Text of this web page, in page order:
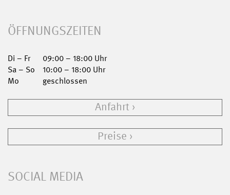
ÖFFNUNGSZEITEN
Di – Fr
09:00 – 18:00 Uhr
Sa – So
10:00 – 18:00 Uhr
Mo
geschlossen
Anfahrt
Preise
SOCIAL MEDIA